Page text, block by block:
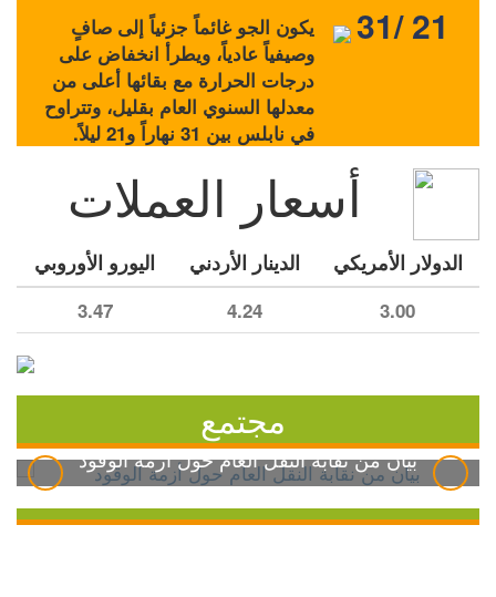
يكون الجو غائماً جزئياً إلى صافٍ
وصيفياً عادياً، ويطرأ انخفاض على
درجات الحرارة مع بقائها أعلى من
معدلها السنوي العام بقليل، وتتراوح
في نابلس بين 31 نهاراً و21 ليلاً.
31/ 21
أسعار العملات
الدولار الأمريكي الدينار الأردني اليورو الأوروبي
3.00
4.24
3.47
مجتمع
بيان من نقابة النقل العام حول أزمة الوقود